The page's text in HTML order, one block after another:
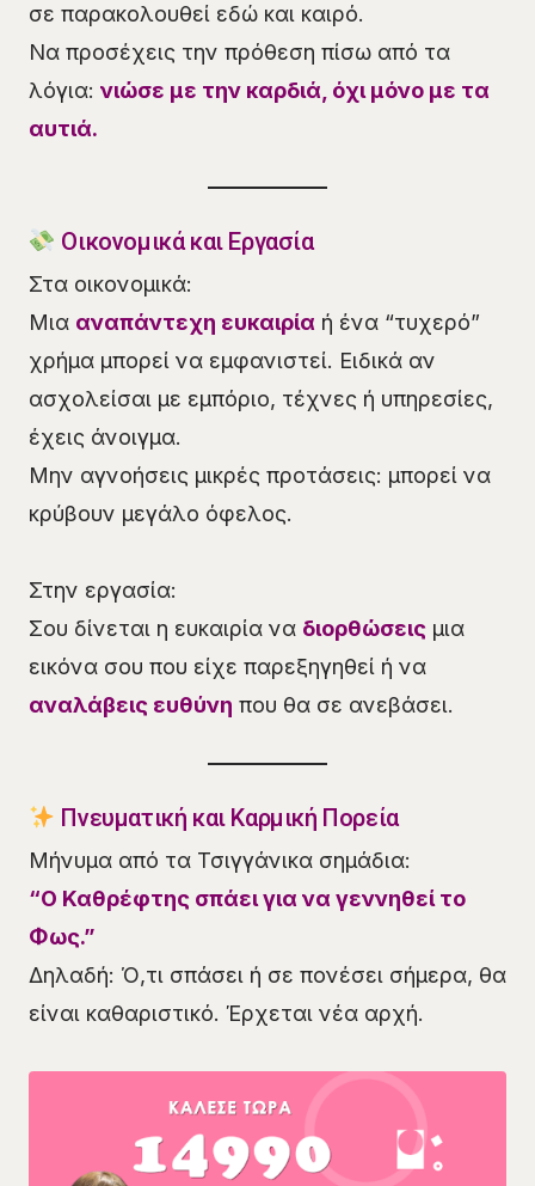
σε παρακολουθεί εδώ και καιρό.
Να προσέχεις την πρόθεση πίσω από τα
λόγια: νιώσε με την καρδιά, όχι μόνο με τα
αυτιά.
Οικονομικά και Εργασία
Στα οικονομικά:
Μια αναπάντεχη ευκαιρία ή ένα “τυχερό”
χρήμα μπορεί να εμφανιστεί. Ειδικά αν
ασχολείσαι με εμπόριο, τέχνες ή υπηρεσίες,
έχεις άνοιγμα.
Μην αγνοήσεις μικρές προτάσεις: μπορεί να
κρύβουν μεγάλο όφελος.
Στην εργασία:
Σου δίνεται η ευκαιρία να διορθώσεις μια
εικόνα σου που είχε παρεξηγηθεί ή να
αναλάβεις ευθύνη που θα σε ανεβάσει.
Πνευματική και Καρμική Πορεία
Μήνυμα από τα Τσιγγάνικα σημάδια:
“Ο Καθρέφτης σπάει για να γεννηθεί το
Φως.”
Δηλαδή: Ό,τι σπάσει ή σε πονέσει σήμερα, θα
είναι καθαριστικό. Έρχεται νέα αρχή.